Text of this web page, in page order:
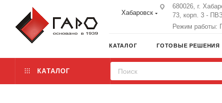
Хабаровск
680026, г.
73, корп. 3 -
Режим работы:
КАТАЛОГ ГОТОВЫЕ РЕШЕНИЯ
КАТАЛОГ